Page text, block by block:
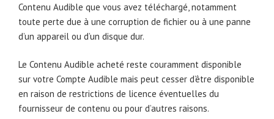
Contenu Audible que vous avez téléchargé, notamment
toute perte due à une corruption de fichier ou à une panne
d’un appareil ou d’un disque dur.
Le Contenu Audible acheté reste couramment disponible
sur votre Compte Audible mais peut cesser d’être disponible
en raison de restrictions de licence éventuelles du
fournisseur de contenu ou pour d’autres raisons.